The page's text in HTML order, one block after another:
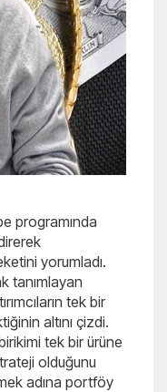
programında
yorumladı.
tanımlayan
tek bir
altını çizdi.
tek bir ürüne
olduğunu
adına portföy